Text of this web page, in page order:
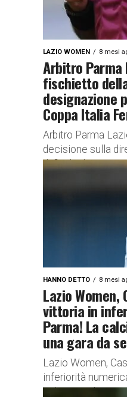
LAZIO WOMEN 8 mesi
Arbitro Parma
fischietto
designazione
Coppa Italia
Arbitro Parma
decisione sulla
di finale di Coppa
ufficializzato le
HANNO DETTO 8 mesi
Lazio
vittoria in
Parma! La
una gara da
Lazio Women,
inferiorità
calciatrice